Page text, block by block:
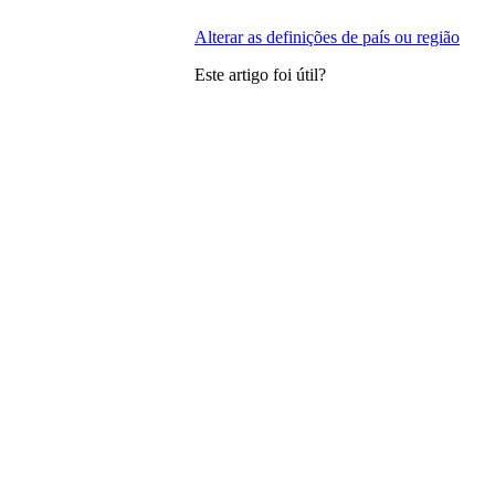
Alterar as definições de país ou região
Este artigo foi útil?